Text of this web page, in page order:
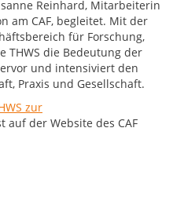
Reinhard, Mitarbeiterin
am CAF, begleitet. Mit der
für Forschung,
THWS die Bedeutung der
und intensiviert den
Praxis und Gesellschaft.
zur
auf der Website des CAF